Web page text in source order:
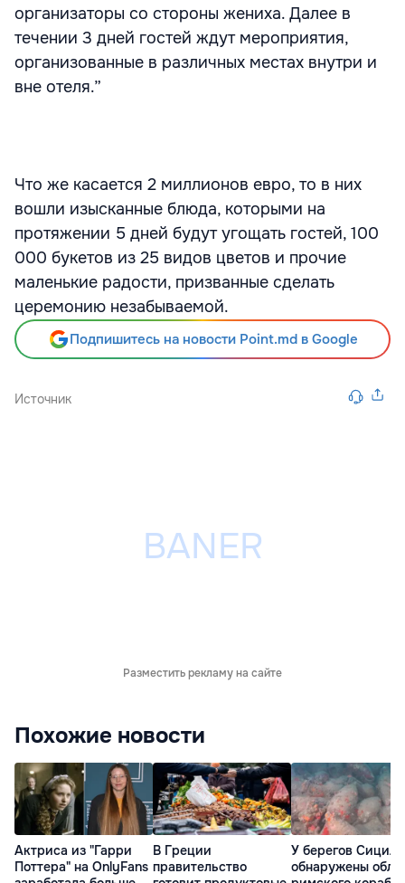
организаторы со стороны жениха. Далее в
течении 3 дней гостей ждут мероприятия,
организованные в различных местах внутри и
вне отеля.”
Что же касается 2 миллионов евро, то в них
вошли изысканные блюда, которыми на
протяжении 5 дней будут угощать гостей, 100
000 букетов из 25 видов цветов и прочие
маленькие радости, призванные сделать
церемонию незабываемой.
Подпишитесь на новости Point.md в Google
Источник
Разместить рекламу на сайте
Похожие новости
Актриса из "Гарри
Поттера" на OnlyFans
В Греции
правительство
У берегов
обнаружены